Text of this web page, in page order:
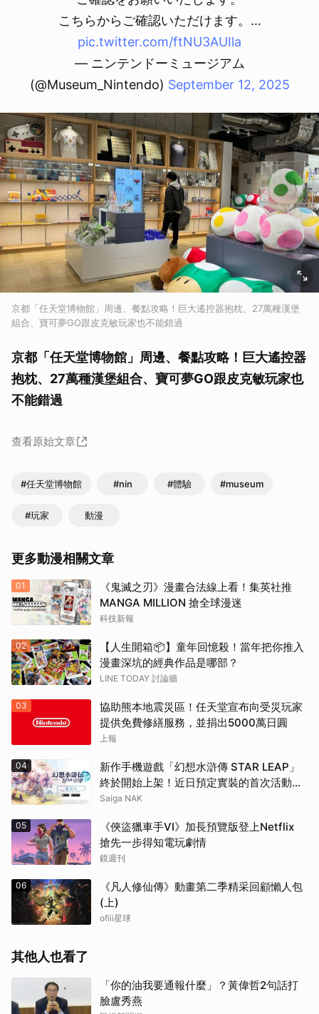
こちらからご確認いただけます。…
pic.twitter.com/ftNU3AUIla
— ニンテンドーミュージアム
(@Museum_Nintendo) September 12, 2025
京都「任天堂博物館」周邊、餐點攻略！巨大遙控器抱枕、27萬種漢堡
組合、寶可夢GO跟皮克敏玩家也不能錯過
京都「任天堂博物館」周邊、餐點攻略！巨大遙控器
抱枕、27萬種漢堡組合、寶可夢GO跟皮克敏玩家也
不能錯過
查看原始文章
#任天堂博物館 #nin #體驗 #museum
#玩家 動漫
更多動漫相關文章
01
《鬼滅之刃》漫畫合法線上看！集英社推
MANGA MILLION 搶全球漫迷
科技新報
02
【人生開箱📦】童年回憶殺！當年把你推入
漫畫深坑的經典作品是哪部？
LINE TODAY 討論牆
03
協助熊本地震災區！任天堂宣布向受災玩家
提供免費修繕服務，並捐出5000萬日圓
上報
04
新作手機遊戲「幻想水滸傳 STAR LEAP」
終於開始上架！近日預定實裝的首次活動資
訊同步解禁
Saiga NAK
05
《俠盜獵車手VI》加長預覽版登上Netflix
搶先一步得知電玩劇情
鏡週刊
06
《凡人修仙傳》動畫第二季精采回顧懶人包
(上)
ofiii星球
其他人也看了
「你的油我要通報什麼」？黃偉哲2句話打
臉盧秀燕